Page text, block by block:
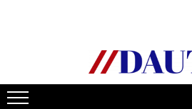
Bullbare, Suporti lumini camioane
Accesorii inox